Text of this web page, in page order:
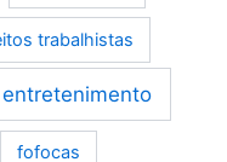
trabalhistas
entretenimento
fofocas